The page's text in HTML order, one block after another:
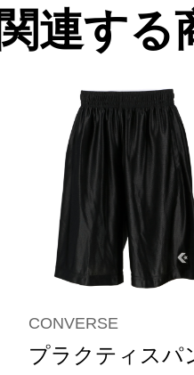
関連する
CONVERSE
プラクティスパ